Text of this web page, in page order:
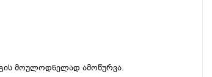
მოულოდნელად ამოწურვა.